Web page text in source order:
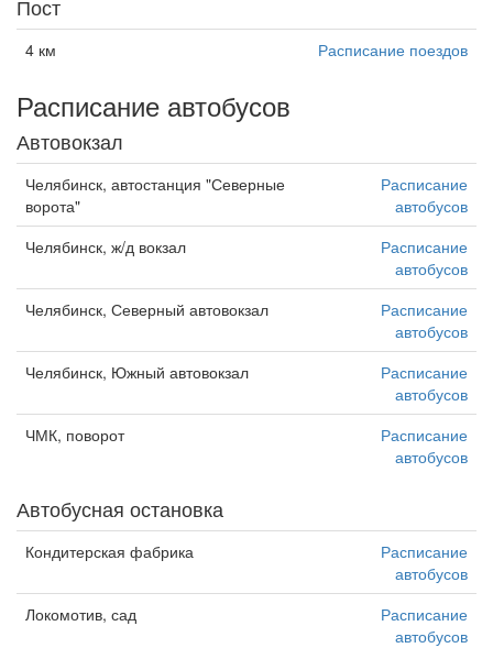
Пост
4 км Расписание поездов
Расписание автобусов
Автовокзал
Челябинск, автостанция "Северные
ворота"
Расписание
автобусов
Челябинск, ж/д вокзал
Расписание
автобусов
Челябинск, Северный автовокзал
Расписание
автобусов
Челябинск, Южный автовокзал
Расписание
автобусов
ЧМК, поворот
Расписание
автобусов
Автобусная остановка
Кондитерская фабрика
Расписание
автобусов
Локомотив, сад
Расписание
автобусов